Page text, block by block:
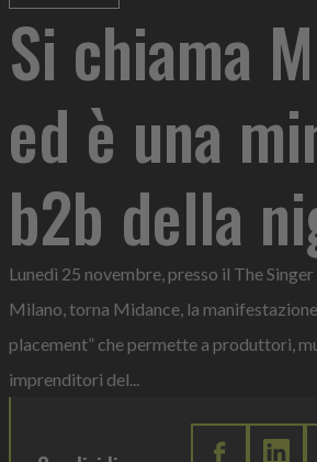
Si chiama
ed è una
b2b della
Lunedì 25 novembre, presso il The
Milano, torna Midance, la
placement” che permette a produttori,
imprenditori del...